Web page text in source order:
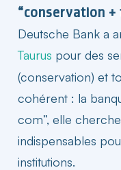
“conservation
Deutsche Bank a
Taurus pour des
(conservation) et
cohérent : la
com”, elle
indispensables
institutions.